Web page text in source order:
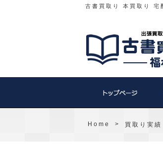
古書買取り 本買取り 宅
Home > 買取り実績